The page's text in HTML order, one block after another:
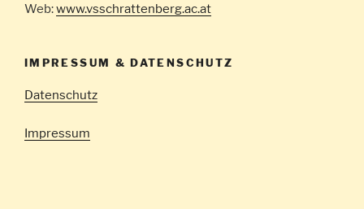
Web:www.vsschrattenberg.ac.at
IMPRESSUM & DATENSCHUTZ
Datenschutz
Impressum